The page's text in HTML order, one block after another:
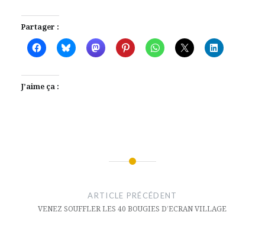
Partager :
J’aime ça :
l’article
ARTICLE PRÉCÉDENT
VENEZ SOUFFLER LES 40 BOUGIES D’ECRAN VILLAGE